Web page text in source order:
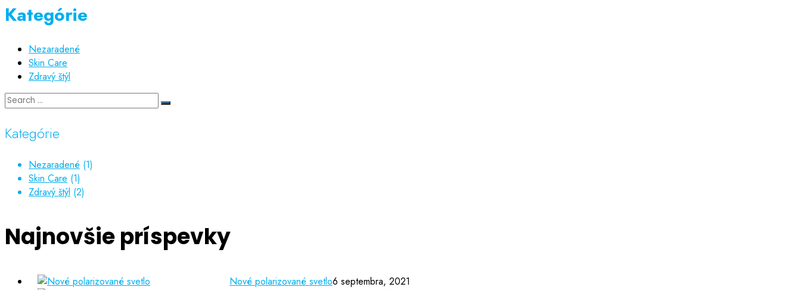
Kategórie
Nezaradené
Skin Care
Zdravý štýl
Kategórie
Nezaradené (1)
Skin Care (1)
Zdravý štýl (2)
Najnovšie príspevky
Nové polarizované svetlo6 septembra, 2021